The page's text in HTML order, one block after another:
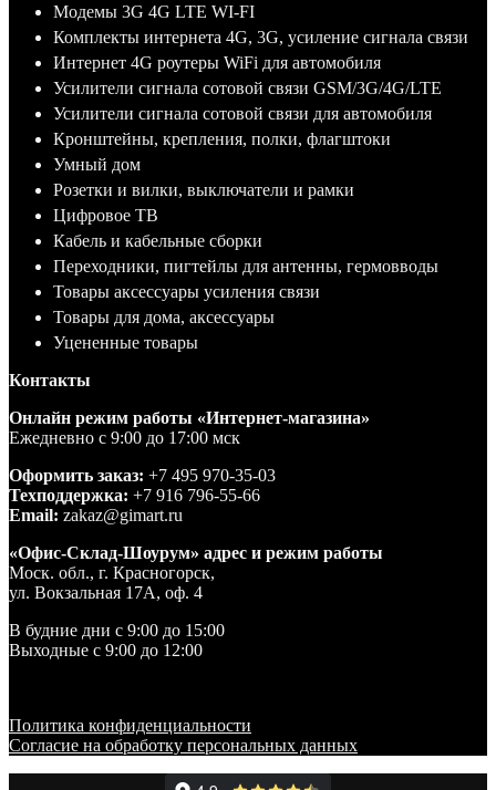
Модемы 3G 4G LTE WI-FI
Комплекты интернета 4G, 3G, усиление сигнала связи
Интернет 4G роутеры WiFi для автомобиля
Усилители сигнала сотовой связи GSM/3G/4G/LTE
Усилители сигнала сотовой связи для автомобиля
Кронштейны, крепления, полки, флагштоки
Умный дом
Розетки и вилки, выключатели и рамки
Цифровое ТВ
Кабель и кабельные сборки
Переходники, пигтейлы для антенны, гермовводы
Товары аксессуары усиления связи
Товары для дома, аксессуары
Уцененные товары
Контакты
Онлайн режим работы «Интернет-магазина»
Ежедневно с 9:00 до 17:00 мск
Оформить заказ: +7 495 970-35-03
Техподдержка: +7 916 796-55-66
Email: zakaz@gimart.ru
«Офис-Склад-Шоурум» адрес и режим работы
Моск. обл., г. Красногорск,
ул. Вокзальная 17А, оф. 4
В будние дни с 9:00 до 15:00
Выходные с 9:00 до 12:00
Политика конфиденциальности
Согласие на обработку персональных данных